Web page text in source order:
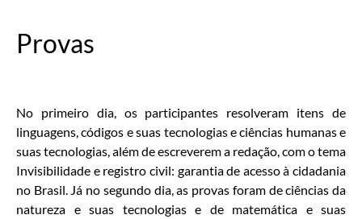
Provas
No primeiro dia, os participantes resolveram itens de
linguagens, códigos e suas tecnologias e ciências humanas e
suas tecnologias, além de escreverem a redação, com o tema
Invisibilidade e registro civil: garantia de acesso à cidadania
no Brasil. Já no segundo dia, as provas foram de ciências da
natureza e suas tecnologias e de matemática e suas